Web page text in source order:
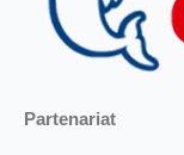
Partenariat